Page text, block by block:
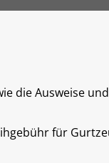
die Ausweise und
für